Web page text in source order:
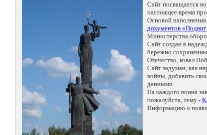
Сайт посвящается
настоящее время
Основой
документов
Министерства
Сайт создан в
бережно
Отечество, ковал
Сайт задуман, как
войны, добавить
данными.
На каждого воина
пожалуйста, тему -
Информацию о